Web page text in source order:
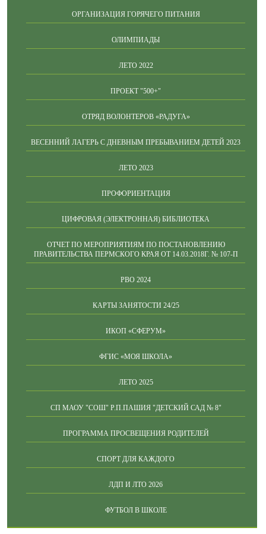
ОРГАНИЗАЦИЯ ГОРЯЧЕГО ПИТАНИЯ
ОЛИМПИАДЫ
ЛЕТО 2022
ПРОЕКТ "500+"
ОТРЯД ВОЛОНТЕРОВ «РАДУГА»
ВЕСЕННИЙ ЛАГЕРЬ С ДНЕВНЫМ ПРЕБЫВАНИЕМ ДЕТЕЙ 2023
ЛЕТО 2023
ПРОФОРИЕНТАЦИЯ
ЦИФРОВАЯ (ЭЛЕКТРОННАЯ) БИБЛИОТЕКА
ОТЧЕТ ПО МЕРОПРИЯТИЯМ ПО ПОСТАНОВЛЕНИЮ
ПРАВИТЕЛЬСТВА ПЕРМСКОГО КРАЯ ОТ 14.03.2018Г. № 107-П
РВО 2024
КАРТЫ ЗАНЯТОСТИ 24/25
ИКОП «СФЕРУМ»
ФГИС «МОЯ ШКОЛА»
ЛЕТО 2025
СП МАОУ "СОШ" Р.П.ПАШИЯ "ДЕТСКИЙ САД № 8"
ПРОГРАММА ПРОСВЕЩЕНИЯ РОДИТЕЛЕЙ
СПОРТ ДЛЯ КАЖДОГО
ЛДП И ЛТО 2026
ФУТБОЛ В ШКОЛЕ